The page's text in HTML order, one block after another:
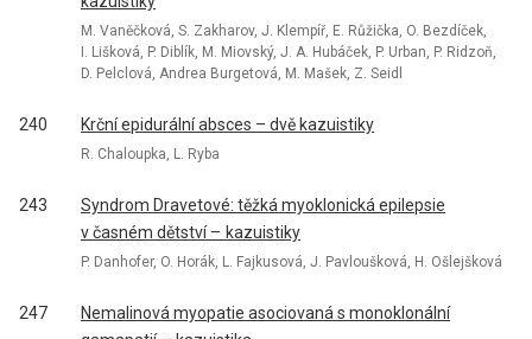
M. Vaněčková, S. Zakharov, J. Klempíř, E. Růžička, O. Bezdíček,
I. Lišková, P. Diblík, M. Miovský, J. A. Hubáček, P. Urban, P. Ridzoň,
D. Pelclová, Andrea Burgetová, M. Mašek, Z. Seidl
240 Krční epidurální absces – dvě kazuistiky
R. Chaloupka, L. Ryba
243
Syndrom Dravetové: těžká myoklonická epilepsie
v časném dětství – kazuistiky
P. Danhofer, O. Horák, L. Fajkusová, J. Pavloušková, H. Ošlejšková
247
Nemalinová myopatie asociovaná s monoklonální